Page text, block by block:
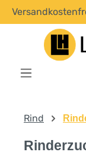
springen
Rind